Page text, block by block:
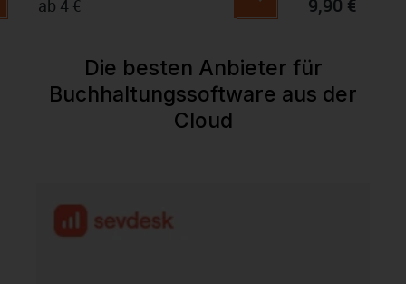
ab 4 €
Die besten Anbieter für
Buchhaltungssoftware aus der
Cloud